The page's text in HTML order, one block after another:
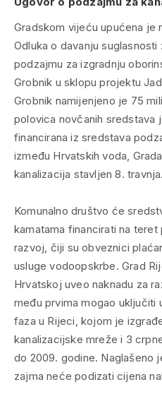
Gradskom vijeću upućena je
Odluka o davanju
podzajmu za izgradnju
Grobnik u sklopu projektu
Grobnik namijenjeno je 75
polovica novčanih sredstava
financirana iz sredstava
između Hrvatskih voda,
kanalizacija stavljen 8.
Komunalno društvo će
kamatama financirati na teret
razvoj, čiji su obveznici
usluge vodoopskrbe. Grad
Hrvatskoj uveo naknadu za
među prvima mogao uključiti
faza u Rijeci, kojom je
kanalizacijske mreže i 3
do 2009. godine. Naglašeno
zajma neće podizati cijena